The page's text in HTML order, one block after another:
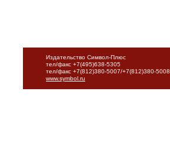
Издательство Символ-Плюс
тел/факс +7(495)638-5305
тел/факс +7(812)380-5007/+7(812)380-5008
www.symbol.ru